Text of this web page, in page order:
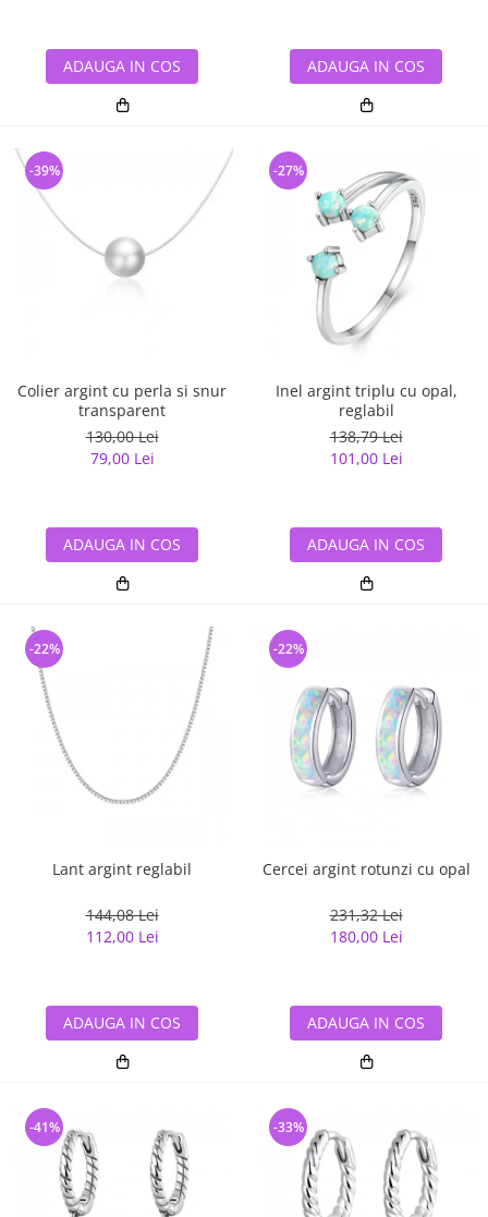
ADAUGA IN COS ADAUGA IN COS
Colier argint cu perla si snur
transparent
130,00 Lei
79,00 Lei
-39%
ADAUGA IN COS
Inel argint triplu cu opal,
reglabil
138,79 Lei
101,00 Lei
-27%
ADAUGA IN COS
Lant argint reglabil
144,08 Lei
112,00 Lei
-22%
ADAUGA IN COS
Cercei argint rotunzi cu opal
231,32 Lei
180,00 Lei
-22%
ADAUGA IN COS
-41% -33%